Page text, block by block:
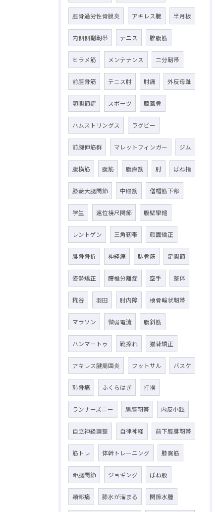
脛骨過労性骨膜炎 アキレス腱 半月板
内側側副靭帯 テニス 腓腹筋
ヒラメ筋 メンテナンス 二分靭帯
前脛骨筋 テニス肘 肘痛 外反母趾
顎関節症 スポーツ 膝蓋骨
ハムストリングス ラグビー
前腕伸筋群 マレットフィンガー ジム
腹横筋 腹筋 腹直筋 肘 ばね指
膝蓋大腿関節 中殿筋 僧帽筋下部
学生 遠位橈尺関節 腹壁攣縮
レントゲン 三角靭帯 顔面矯正
腓骨骨折 神経痛 腓骨筋 足関節
姿勢矯正 腰椎分離症 空手 整体
糀谷 羽田 肘内障 橈骨輪状靭帯
マラソン 微弱電流 腹斜筋
ハンマートゥ 靴擦れ 猫背矯正
アキレス腱周囲炎 フットサル バスケ
恥骨痛 ふくらはぎ 打撲
ランナーズニー 腸脛靭帯 内反小趾
自立神経調整 自律神経 前下脛腓靭帯
筋トレ 体幹トレーニング 膝窩筋
距腿関節 ジョギング ばね股
頸部痛 膝水が溜まる 関節水腫